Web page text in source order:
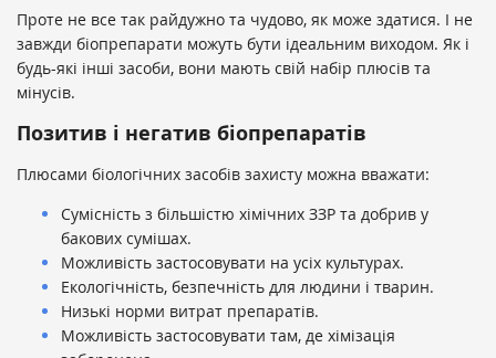
Проте не все так райдужно та чудово, як може здатися. І не
завжди біопрепарати можуть бути ідеальним виходом. Як і
будь-які інші засоби, вони мають свій набір плюсів та
мінусів.
Позитив і негатив біопрепаратів
Плюсами біологічних засобів захисту можна вважати:
Сумісність з більшістю хімічних ЗЗР та добрив у
бакових сумішах.
Можливість застосовувати на усіх культурах.
Екологічність, безпечність для людини і тварин.
Низькі норми витрат препаратів.
Можливість застосовувати там, де хімізація